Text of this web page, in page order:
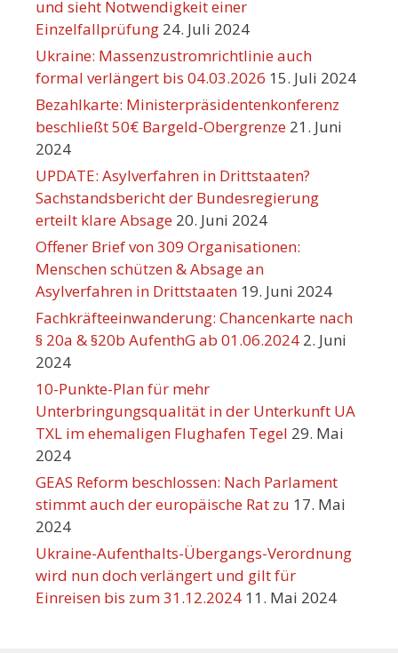
und sieht Notwendigkeit einer
Einzelfallprüfung 24. Juli 2024
Ukraine: Massenzustromrichtlinie auch
formal verlängert bis 04.03.2026 15. Juli 2024
Bezahlkarte: Ministerpräsidentenkonferenz
beschließt 50€ Bargeld-Obergrenze 21. Juni
2024
UPDATE: Asylverfahren in Drittstaaten?
Sachstandsbericht der Bundesregierung
erteilt klare Absage 20. Juni 2024
Offener Brief von 309 Organisationen:
Menschen schützen & Absage an
Asylverfahren in Drittstaaten 19. Juni 2024
Fachkräfteeinwanderung: Chancenkarte nach
§ 20a & §20b AufenthG ab 01.06.2024 2. Juni
2024
10-Punkte-Plan für mehr
Unterbringungsqualität in der Unterkunft UA
TXL im ehemaligen Flughafen Tegel 29. Mai
2024
GEAS Reform beschlossen: Nach Parlament
stimmt auch der europäische Rat zu 17. Mai
2024
Ukraine-Aufenthalts-Übergangs-Verordnung
wird nun doch verlängert und gilt für
Einreisen bis zum 31.12.2024 11. Mai 2024